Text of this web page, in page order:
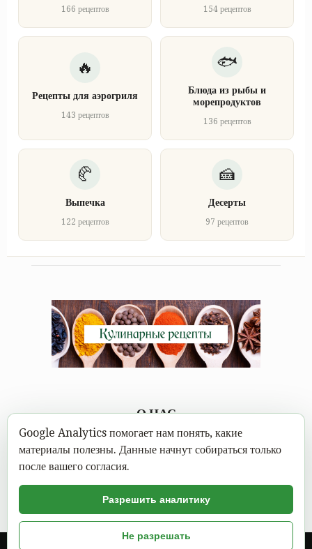
166 рецептов 154 рецептов
Рецепты для аэрогриля
143 рецептов
Блюда из рыбы и
морепродуктов
136 рецептов
Выпечка
122 рецептов
Десерты
97 рецептов
О НАС
Каждому под силу научиться вкусно готовить, а в
современном мире это можно сделать не выходя из дома.
кулинарными рецептами, выбрать вкусное блюдо и следовать
пошаговой инструкции с фото.
Google Analytics помогает нам понять, какие
материалы полезны. Данные начнут собираться только
после вашего согласия.
Разрешить аналитику
Не разрешать